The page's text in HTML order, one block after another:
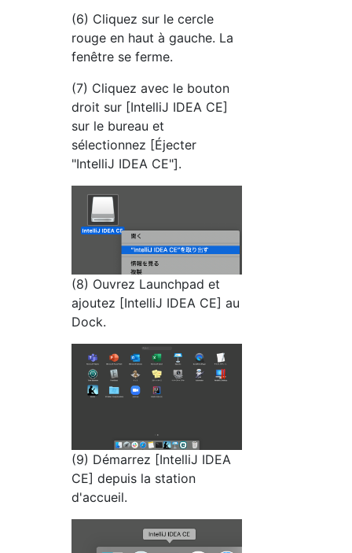
(6) Cliquez sur le cercle
rouge en haut à gauche. La
fenêtre se ferme.
(7) Cliquez avec le bouton
droit sur [IntelliJ IDEA CE]
sur le bureau et
sélectionnez [Éjecter
"IntelliJ IDEA CE"].
(8) Ouvrez Launchpad et
ajoutez [IntelliJ IDEA CE] au
Dock.
(9) Démarrez [IntelliJ IDEA
CE] depuis la station
d'accueil.